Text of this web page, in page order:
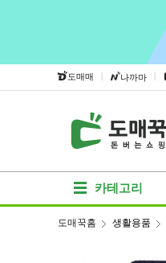
도매매 | 나까마 |
카테고리
도매꾹홈 생활용품